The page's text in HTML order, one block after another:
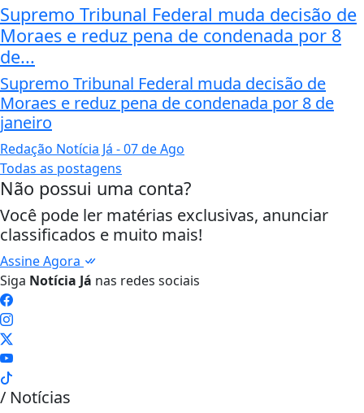
Supremo Tribunal Federal muda decisão de
Moraes e reduz pena de condenada por 8
de...
Supremo Tribunal Federal muda decisão de
Moraes e reduz pena de condenada por 8 de
janeiro
Redação Notícia Já - 07 de Ago
Todas as postagens
Não possui uma conta?
Você pode ler matérias exclusivas, anunciar
classificados e muito mais!
Assine Agora
Siga Notícia Já nas redes sociais
/ Notícias